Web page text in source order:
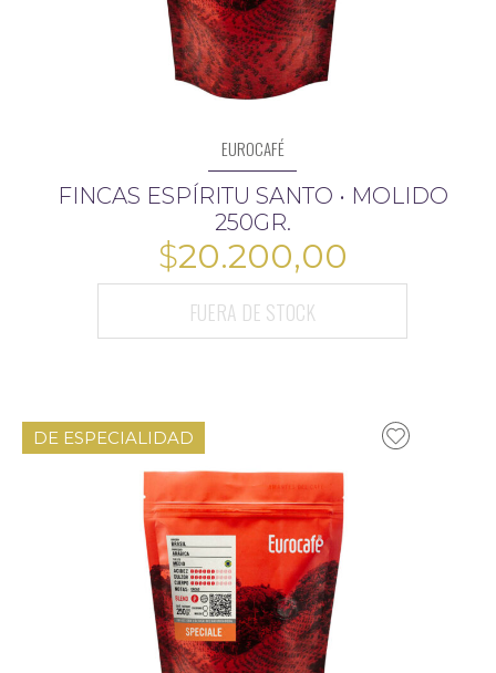
EUROCAFÉ
FINCAS ESPÍRITU SANTO • MOLIDO
250GR.
$20.200,00
FUERA DE STOCK
DE ESPECIALIDAD